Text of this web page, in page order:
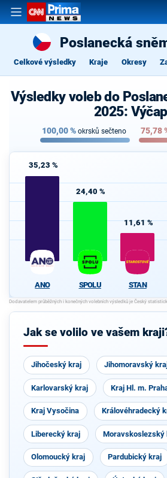
Poslanecká
Celkové výsledky Kraje Okresy
Výsledky voleb do
2025:
100,00% okrsků sečteno 75,78
35,23 %
ANO
24,40 %
SPOLU
11,61 %
STAN
Jak se volilo ve vašem
Jihočeský kraj Jihomoravský
Karlovarský kraj Kraj Hl. m.
Kraj Vysočina Královéhradecký
Liberecký kraj Moravskoslezský
Olomoucký kraj Pardubický kraj